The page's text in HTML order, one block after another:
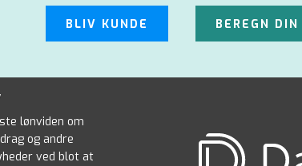
BLIV KUNDE BEREGN DIN
lønviden om
og andre
ved blot at